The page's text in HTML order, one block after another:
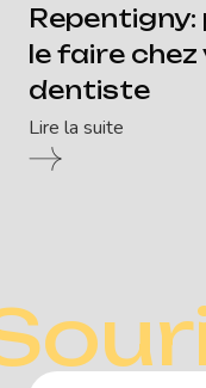
le faire
dentiste
Lire la suite